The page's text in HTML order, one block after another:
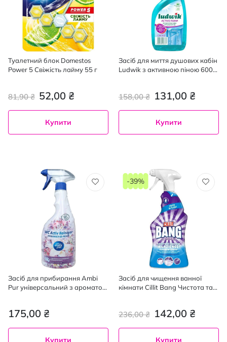
Туалетний блок Domestos
Power 5 Свіжість лайму 55 г
52,00 ₴
81,90 ₴
Купити
Засіб для миття душових кабін
Ludwik з активною піною 600
131,00 ₴
158,00 ₴
Купити
Засіб для прибирання Ambi
Pur універсальний з ароматом
175,00 ₴
Купити
Засіб для чищення ванної
кімнати Cillit Bang Чистота та
142,00 ₴
236,00 ₴
-39%
Купити